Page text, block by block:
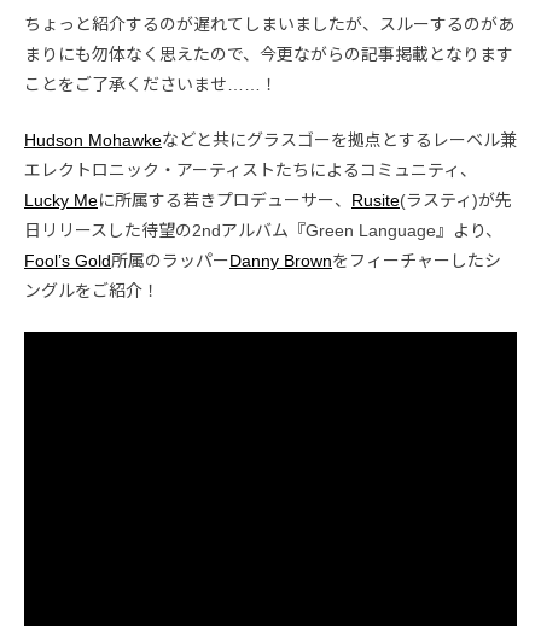
ちょっと紹介するのが遅れてしまいましたが、スルーするのがあ
まりにも勿体なく思えたので、今更ながらの記事掲載となります
ことをご了承くださいませ……！
Hudson Mohawkeなどと共にグラスゴーを拠点とするレーベル兼
エレクトロニック・アーティストたちによるコミュニティ、
Lucky Meに所属する若きプロデューサー、 Rusite(ラスティ)が先
日リリースした待望の2ndアルバム『Green Language』より、
Fool’s Gold所属のラッパーDanny Brownをフィーチャーしたシ
ングルをご紹介！